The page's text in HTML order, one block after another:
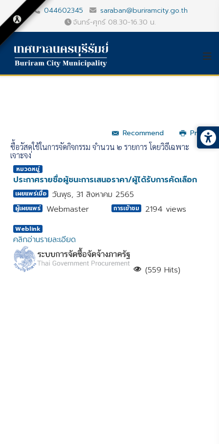
044602345
saraban@buriramcity.go.th
จันทร์-ศุกร์ 08.30-16.30 น.
Recommend
Print
ซื้อวัสดุใช้ในการจัดกิจกรรม จำนวน ๒ รายการ โดยวิธีเฉพาะ
เจาะจง
หมวดหมู่
ประกาศรายชื่อผู้ชนะการเสนอราคา/ผู้ได้รับการคัดเลือก
เผยแพร่เมื่อ วันพุธ, 31 สิงหาคม 2565
ผู้เผยแพร่ Webmaster การเข้าชม 2194 views
Weblink
คลิกอ่านรายละเอียด
(559 Hits)